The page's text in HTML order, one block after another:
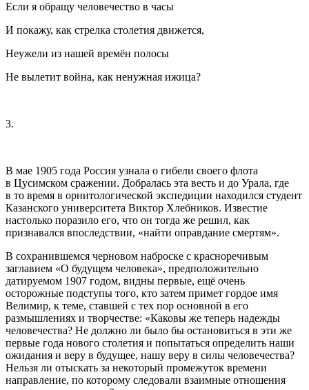
Если я обращу человечество в часы
И покажу, как стрелка столетия движется,
Неужели из нашей времён полосы
Не вылетит война, как ненужная ижица?
3.
В мае 1905 года Россия узнала о гибели своего флота
в Цусимском сражении. Добралась эта весть и до Урала, где
в то время в орнитологической экспедиции находился студент
Казанского университета Виктор Хлебников. Известие
настолько поразило его, что он тогда же решил, как
признавался впоследствии, «найти оправдание смертям».
В сохранившемся черновом наброске с красноречивым
заглавием «О будущем человека», предположительно
датируемом 1907 годом, видны первые, ещё очень
осторожные подступы того, кто затем примет гордое имя
Велимир, к теме, ставшей с тех пор основной в его
размышлениях и творчестве: «Каковы же теперь надежды
человечества? Не должно ли было бы остановиться в эти же
первые года нового столетия и попытаться определить наши
ожидания и веру в будущее, нашу веру в силы человечества?
Нельзя ли отыскать за некоторый промежуток времени
направление, по которому следовали взаимные отношения